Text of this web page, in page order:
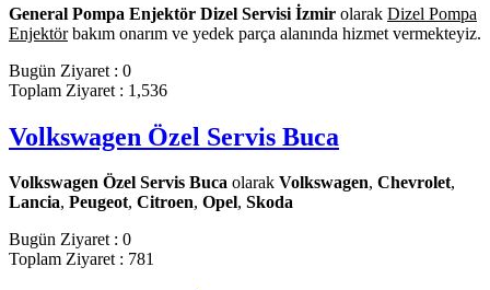
General Pompa Enjektör Dizel Servisi İzmir olarak Dizel Pompa
Enjektörbakım onarım ve yedek parça alanında hizmet vermekteyiz.
Bugün Ziyaret : 0
Toplam Ziyaret : 1,536
Volkswagen Özel Servis Buca
Volkswagen Özel Servis Buca olarak Volkswagen, Chevrolet,
Lancia, Peugeot, Citroen, Opel, Skoda
Bugün Ziyaret : 0
Toplam Ziyaret : 781